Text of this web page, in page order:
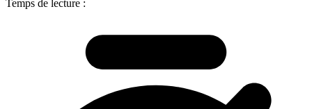
Temps de lecture :